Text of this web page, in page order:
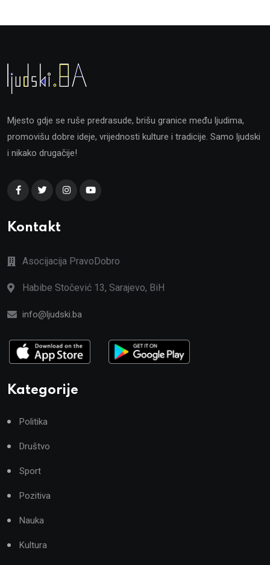
Mjesto gdje se ruše predrasude, brišu granice među ljudima,
promovišu dobre ideje, vrijednosti kulture i tradicije. Samo ljudski
i nikako drugačije!
Kontakt
Asocijacija PravoDobro
Habibe Stočević 13, Sarajevo, BiH
info@ljudski.ba
Kategorije
Politika
Društvo
Sport
Pozitiva
Nauka
Kultura